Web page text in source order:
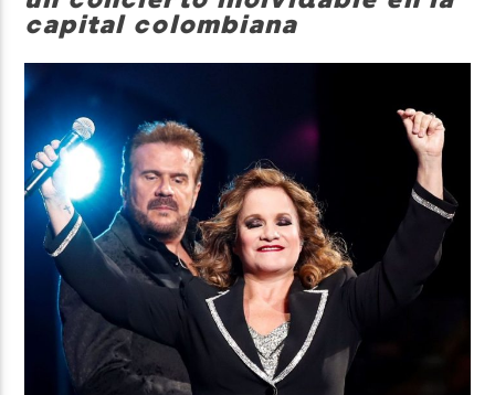
capital colombiana